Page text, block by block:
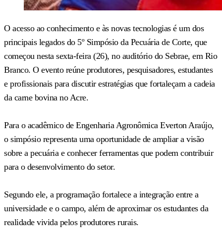
O acesso ao conhecimento e às novas tecnologias é um dos
principais legados do 5º Simpósio da Pecuária de Corte, que
começou nesta sexta-feira (26), no auditório do Sebrae, em Rio
Branco. O evento reúne produtores, pesquisadores, estudantes
e profissionais para discutir estratégias que fortaleçam a cadeia
da carne bovina no Acre.
Para o acadêmico de Engenharia Agronômica Everton Araújo,
o simpósio representa uma oportunidade de ampliar a visão
sobre a pecuária e conhecer ferramentas que podem contribuir
para o desenvolvimento do setor.
Segundo ele, a programação fortalece a integração entre a
universidade e o campo, além de aproximar os estudantes da
realidade vivida pelos produtores rurais.